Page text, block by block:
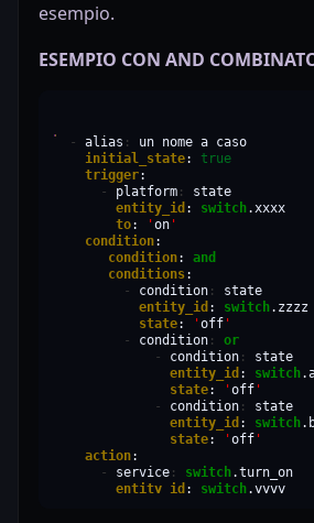
esempio.
ESEMPIO CON AND
- alias : un nome a
initial_state:
true
trigger
-
platform :
entity_id : switch
to: 'on '
condition
condition:
and
conditions
-
condition :
entity_id : switch
state: 'off '
-
condition :
or
-
condition :
entity_id : switch
state: 'off '
-
condition :
entity_id : switch
state: 'off '
action
-
service : switch
entity_id : switch.yyyy